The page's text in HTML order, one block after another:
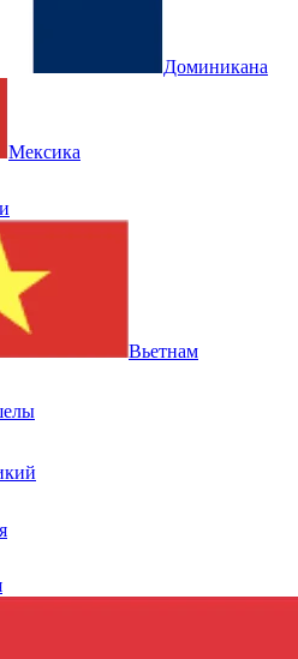
Доминикана
Мексика
Вьетнам